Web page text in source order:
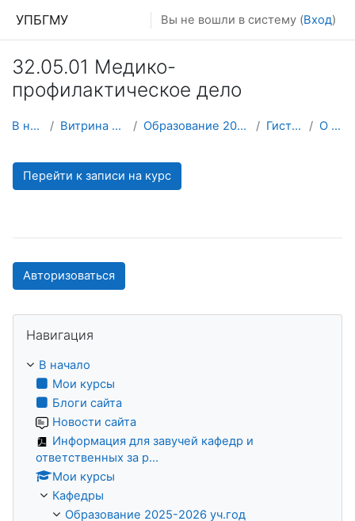
УПБГМУ Вы не вошли в систему (Вход)
32.05.01 Медико-
профилактическое дело
В начало Витрина курсов 3KL Образование 2025-2026 уч.год Гистологии О курсе
Перейти к записи на курс
Авторизоваться
Навигация
В начало
Мои курсы
Блоги сайта
Новости сайта
Информация для завучей кафедр и
ответственных за р...
Мои курсы
Кафедры
Образование 2025-2026 уч.год